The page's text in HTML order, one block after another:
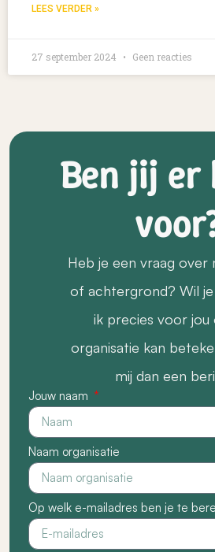
LEES VERDER »
27 september 2024 Geen reacties
Ben jij
Heb je een vraag over
of achtergrond? Wil
ik precies voor jou
organisatie kan
mij dan een
Jouw naam
Naam organisatie
Op welk e-mailadres ben je te